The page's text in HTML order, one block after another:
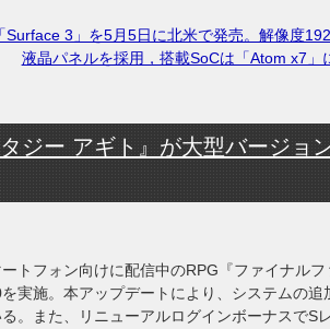
Surface 3」を5月5日に北米で発売。解像度
液晶パネルを採用，搭載SoCは「Atom x7」
タジー アギト』が大型バージョ
トフォン向けに配信中のRPG『ファイナル
実施。本アップデートにより、システムの追
。また、リニューアルログインボーナスでS